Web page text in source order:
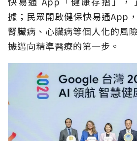
據；民眾開啟健保快易通App
腎臟病、心臟病等個人化的風
據邁向精準醫療的第一步。